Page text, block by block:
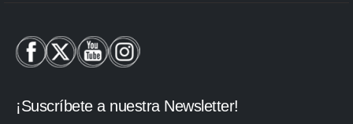
¡Suscríbete a nuestra Newsletter!